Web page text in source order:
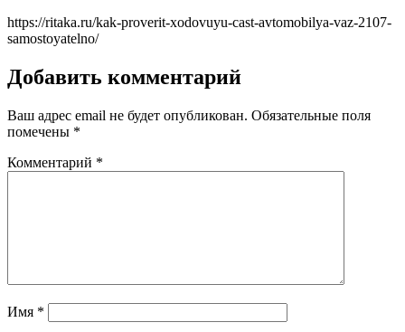
https://ritaka.ru/kak-proverit-xodovuyu-cast-avtomobilya-vaz-2107-
samostoyatelno/
Добавить комментарий
Ваш адрес email не будет опубликован. Обязательные поля
помечены *
Комментарий *
Имя *